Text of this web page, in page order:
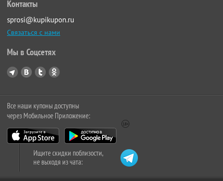
Контакты
sprosi@kupikupon.ru
Связаться с нами
Мы в Соцсетях
Все наши купоны доступны
через Мобильное Приложение:
Ищите скидки поблизости,
не выходя из чата: